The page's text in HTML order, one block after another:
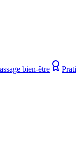
bien-être